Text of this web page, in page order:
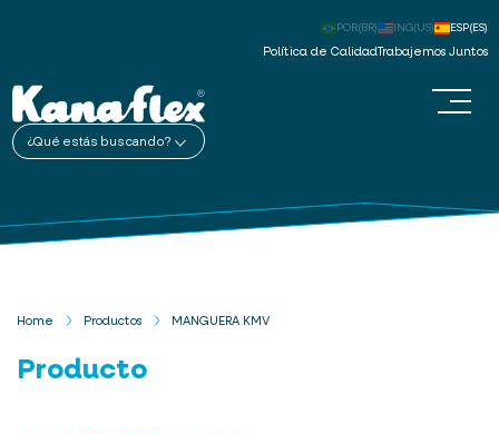
Política de CalidadTrabajemos Juntos
POR(BR) ING(US) ESP(ES)
¿Qué estás buscando?
Home Productos MANGUERA KMV
Producto